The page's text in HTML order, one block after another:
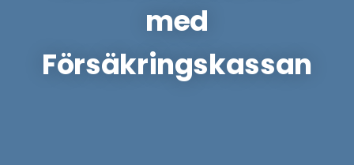
med
Försäkringskassan